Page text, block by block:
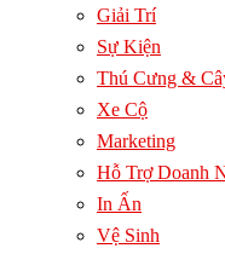
Giải Trí
Sự Kiện
Thú Cưng &
Xe Cộ
Marketing
Hỗ Trợ Doanh
In Ấn
Vệ Sinh